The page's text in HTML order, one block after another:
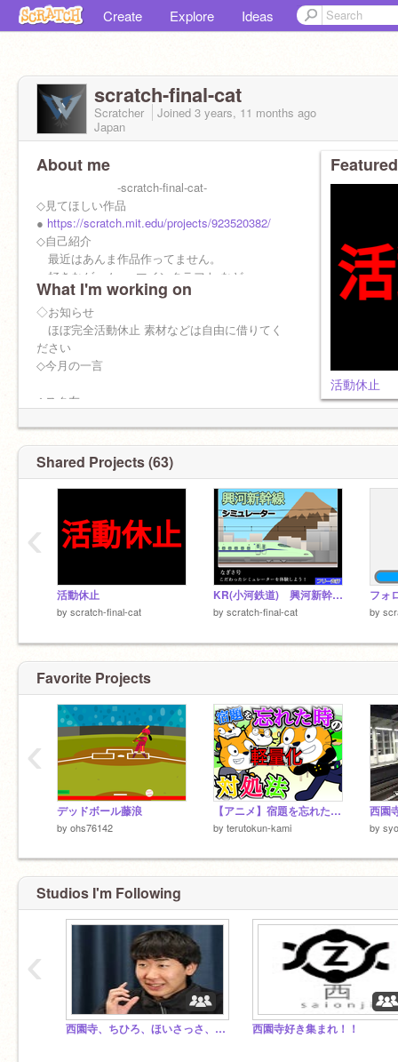
Create Explore Ideas
scratch-final-cat
Scratcher Joined 3 years, 11 months ago
Japan
About me
-scratch-final-cat-
◇見てほしい作品
● https://scratch.mit.edu/projects/923520382/
◇自己紹介
最近はあんま作品作ってません。
好きなゲーム ●マインクラフト など
What I'm working on
◇お知らせ
ほぼ完全活動休止 素材などは自由に借りてく
ださい
◇今月の一言
◇スク友
アイコン canva サブ垢@final-cat
活動休止
Shared Projects (63)
活動休止
by scratch-final-cat
KR(小河鉄道) 興河新幹線シミュレーター【上り】【フリー走行】
by scratch-final-cat
フォ
by
‹
Favorite Projects
デッドボール藤浪
by ohs76142
【アニメ】宿題を忘れた時の対処法 2 #宿題 軽量化
by terutokun-kami by
‹
Studios I'm Following
西園寺、ちひろ、ほいさっさ、ZAKI、ゲームマスター、ひろきファン集まれ！！ 西園寺好き集まれ！！
‹